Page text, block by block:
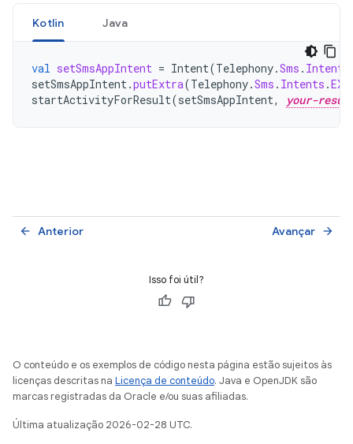
Kotlin Java
val setSmsAppIntent = Intent(Telephony.Sms . Intents
setSmsAppIntent.putExtra(Telephony.Sms . Intents .
startActivityForResult(setSmsAppIntent, your-
Anterior
arrow_back Avançar arrow_forward
Isso foi útil?
O conteúdo e os exemplos de código nesta página estão sujeitos às
licenças descritas na Licença de conteúdo. Java e OpenJDK são
marcas registradas da Oracle e/ou suas afiliadas.
Última atualização 2026-02-28 UTC.